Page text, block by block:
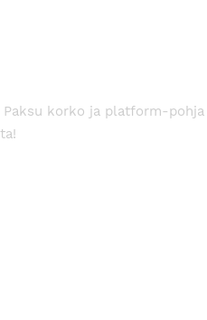
korko ja platform-